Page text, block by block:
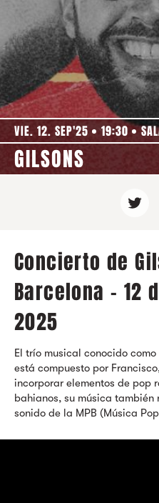
VIE. 12. SEP'25 19:30
GILSONS
Concierto de
Barcelona - 12
2025
El trío musical conocido como
está compuesto por
incorporar elementos de pop
bahianos, su música
sonido de la MPB (Música